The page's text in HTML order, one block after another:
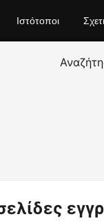
Ιστότοποι